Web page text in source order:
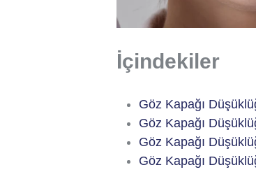
İçindekiler
Göz Kapağı
Göz Kapağı
Göz Kapağı
Göz Kapağı